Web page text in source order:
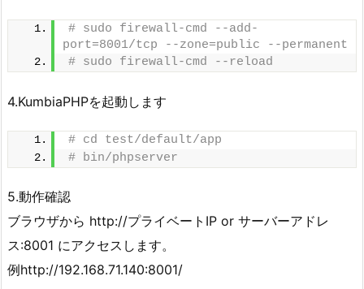
# sudo firewall-cmd --add-
port=8001/tcp --zone=public --permanent
# sudo firewall-cmd --reload
4.KumbiaPHPを起動します
# cd test/default/app
# bin/phpserver
5.動作確認
ブラウザから http://プライベートIP or サーバーアドレ
ス:8001 にアクセスします。
例http://192.168.71.140:8001/